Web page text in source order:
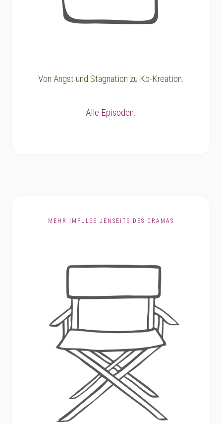
Von Angst und Stagnation zu Ko-Kreation.
Alle Episoden.
MEHR IMPULSE JENSEITS DES DRAMAS